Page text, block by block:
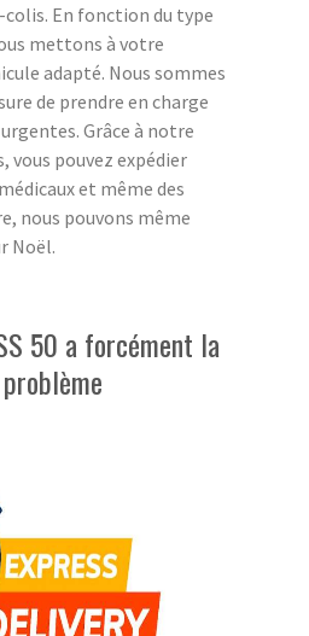
En fonction du type
mettons à votre
adapté. Nous sommes
de prendre en charge
Grâce à notre
vous pouvez expédier
et même des
nous pouvons même
Noël.
50 a forcément la